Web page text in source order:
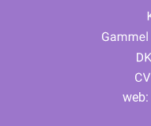
web: